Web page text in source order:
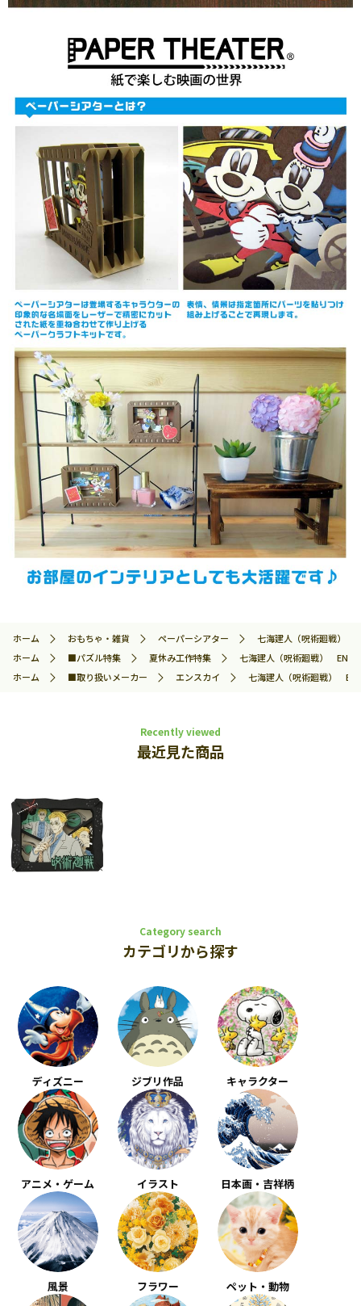
ホーム おもちゃ・雑貨 ペーパーシアター
七海建人（呪術廻戦）
ホーム
■パズル特集 夏休み工作特集
七海建人（呪術廻戦） ENS-
ホーム
■取り扱いメーカー エンスカイ 七海建人（呪術廻戦）
Recently viewed
最近見た商品
Category search
カテゴリから探す
ディズニー ジブリ作品 キャラクター
アニメ・ゲーム イラスト 日本画・吉祥柄
風景 フラワー ペット・動物